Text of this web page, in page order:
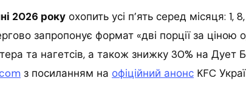
2026 року охопить усі п’ять серед місяця: 1,
запропонує формат «дві порції за ціною
та нагетсів, а також знижку 30% на Дует
з посиланням на офіційний анонс KFC